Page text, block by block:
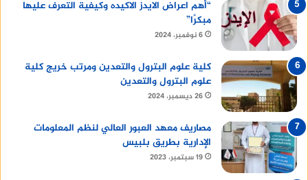
“أهم اعراض الايدز الاكيده وكيفية التعرف عليها
مبكرًا”
6 نوفمبر، 2024
كلية علوم البترول والتعدين ومرتب خريج كلية
علوم البترول والتعدين
26 ديسمبر، 2024
مصاريف معهد العبور العالي لنظم المعلومات
الإدارية بطريق بلبيس
19 سبتمبر، 2023